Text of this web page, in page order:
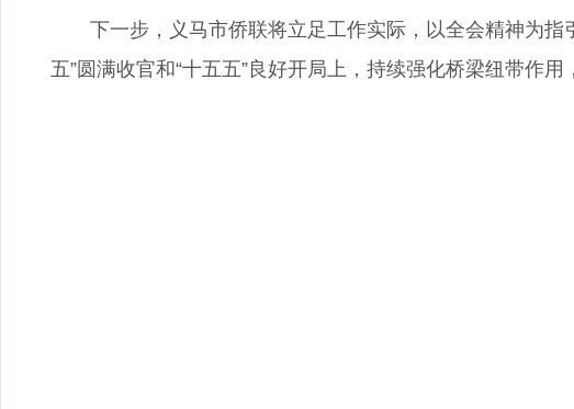
下一步，义马市侨联将立足工作实际，以全会精神为指
五”圆满收官和“十五五”良好开局上，持续强化桥梁纽带作